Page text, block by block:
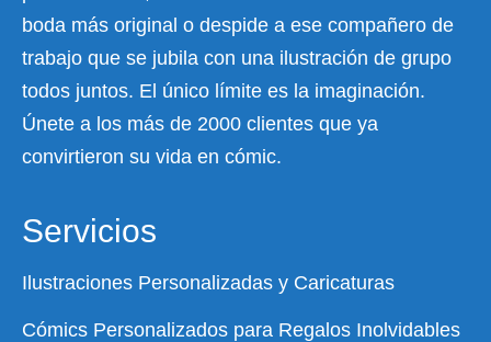
boda más original o despide a ese compañero de
trabajo que se jubila con una ilustración de grupo
todos juntos. El único límite es la imaginación.
Únete a los más de 2000 clientes que ya
convirtieron su vida en cómic.
Servicios
Ilustraciones Personalizadas y Caricaturas
Cómics Personalizados para Regalos Inolvidables